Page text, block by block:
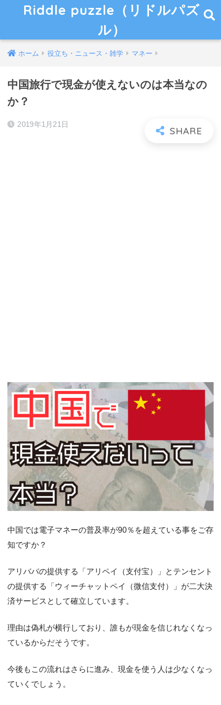
Riddle puzzle（リドルパズ
ル）
ホーム 役立ち・ニュース・雑学 マネー
中国旅行で現金が使えないのは本当なの
か？
2019年1月21日
中国では電子マネーの普及率が90％を超えている事をご存
知ですか？
アリババの提供する「アリペイ（支付宝）」とテンセント
の提供する「ウィーチャットペイ（微信支付）」が二大決
済サービスとして確立しています。
理由は偽札が横行しており、誰もが現金を信じれなくなっ
ているからだそうです。
今後もこの流れはさらに進み、現金を使う人は少なくなっ
ていくでしょう。